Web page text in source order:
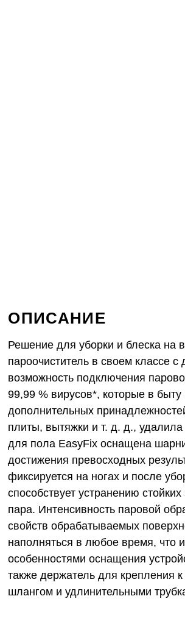
ОПИСАНИЕ
Решение для уборки и блеска на
пароочиститель в своем классе
возможность подключения
99,99 % вирусов*, которые в
дополнительных
плиты, вытяжки и т. д. д.,
для пола EasyFix оснащена
достижения превосходных
фиксируется на ногах и после
способствует устранению
пара. Интенсивность паровой
свойств обрабатываемых
наполняться в любое время, что
особенностями оснащения
также держатель для крепления
шлангом и удлинительными